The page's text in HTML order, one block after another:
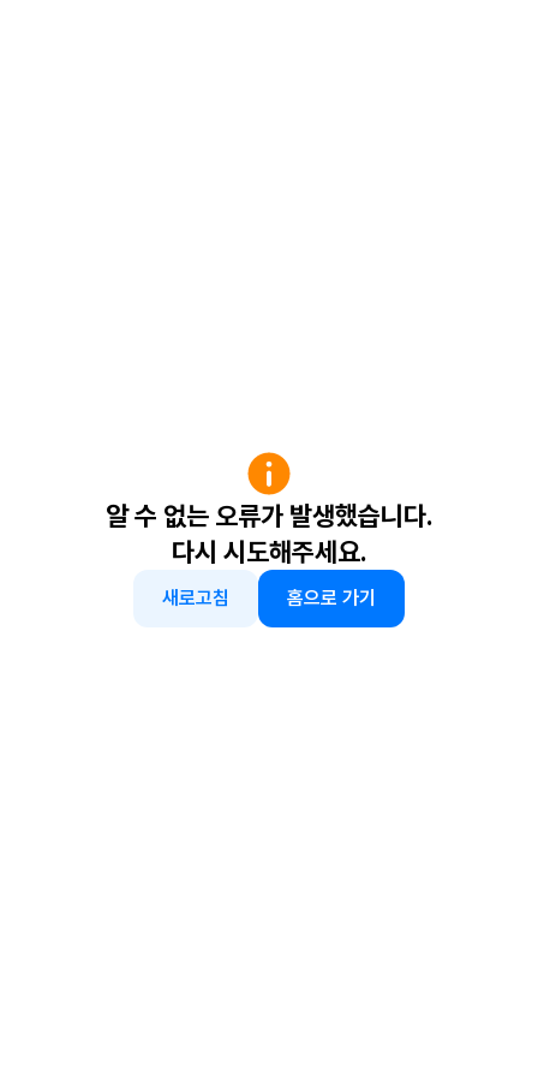
알 수 없는 오류가 발생했습니다.
다시 시도해주세요.
새로고침 홈으로 가기